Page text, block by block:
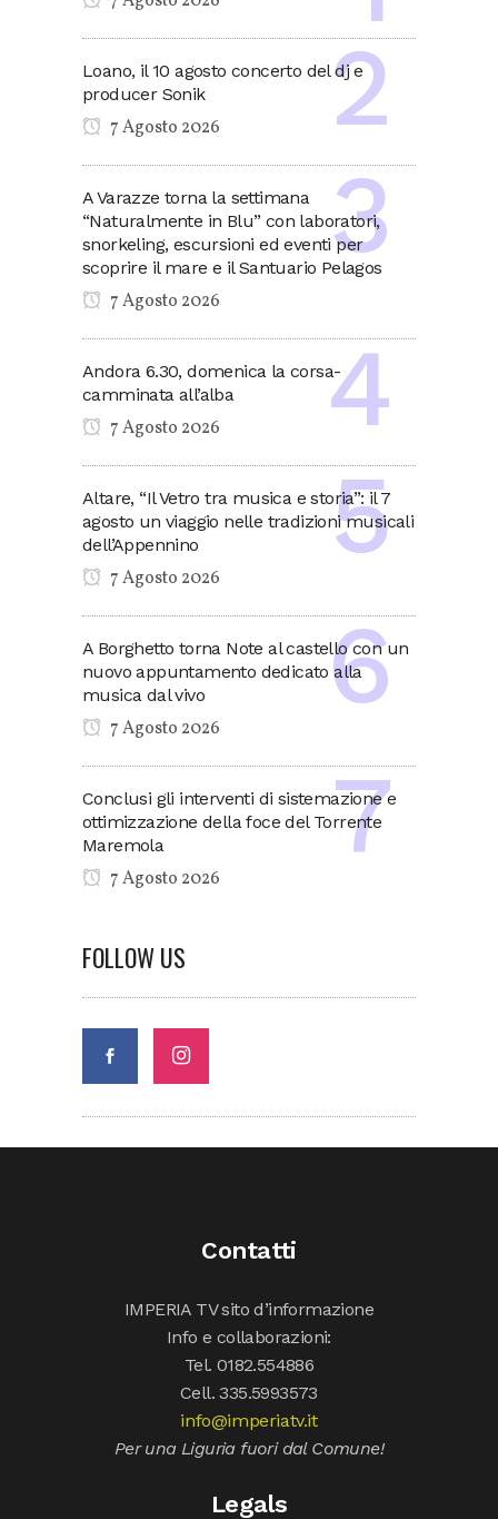
Loano, il 10 agosto concerto del dj e
producer Sonik
7 Agosto 2026
A Varazze torna la settimana
“Naturalmente in Blu” con laboratori,
snorkeling, escursioni ed eventi per
scoprire il mare e il Santuario Pelagos
7 Agosto 2026
Andora 6.30, domenica la corsa-
camminata all’alba
7 Agosto 2026
Altare, “Il Vetro tra musica e storia”: il 7
agosto un viaggio nelle tradizioni musicali
dell’Appennino
7 Agosto 2026
A Borghetto torna Note al castello con un
nuovo appuntamento dedicato alla
musica dal vivo
7 Agosto 2026
Conclusi gli interventi di sistemazione e
ottimizzazione della foce del Torrente
Maremola
7 Agosto 2026
FOLLOW US
Contatti
IMPERIA TV sito d’informazione
Info e collaborazioni:
Tel. 0182.554886
Cell. 335.5993573
info@imperiatv.it
Per una Liguria fuori dal Comune!
Legals